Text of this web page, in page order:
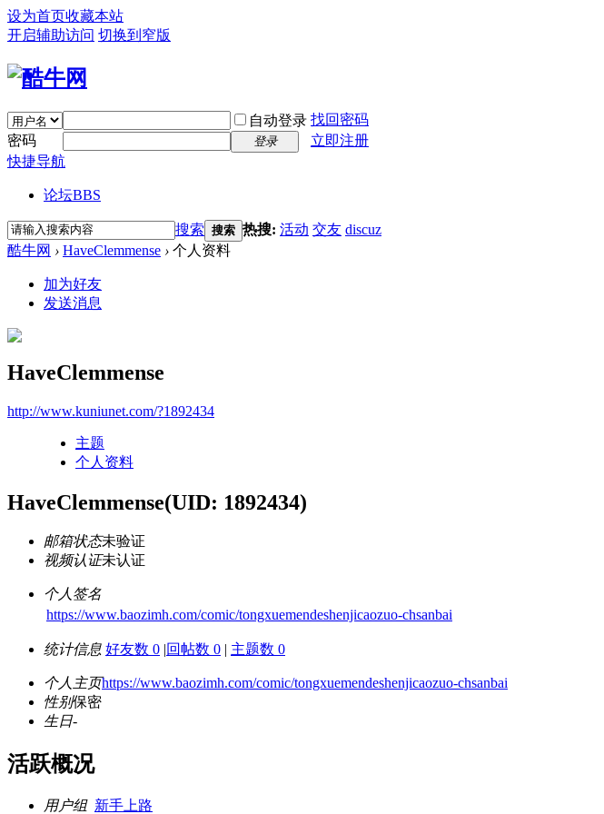
设为首页收藏本站
开启辅助访问 切换到窄版
自动登录 找回密码
密码
登录
立即注册
快捷导航
论坛BBS
搜索 搜索 热搜: 活动 交友 discuz
酷牛网 › HaveClemmense › 个人资料
加为好友
发送消息
HaveClemmense
http://www.kuniunet.com/?1892434
主题
个人资料
HaveClemmense(UID: 1892434)
邮箱状态未验证
视频认证未认证
个人签名
https://www.baozimh.com/comic/tongxuemendeshenjicaozuo-chsanbai
统计信息 好友数 0 |回帖数 0 | 主题数 0
个人主页https://www.baozimh.com/comic/tongxuemendeshenjicaozuo-chsanbai
性别保密
生日-
活跃概况
用户组 新手上路